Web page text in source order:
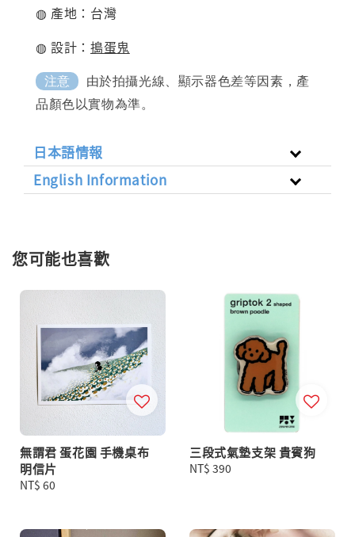
◍ 產地：台灣
◍ 設計： 搗蛋鬼
注意
由於拍攝光線、顯示器色差等因素，產
品顏色以實物為準。
日本語情報
English Information
您可能也喜歡
無謂君 蛋花園 手機桌布
明信片
Regular
NT$ 60
三段式氣墊支架 貴賓狗
Regular
NT$ 390